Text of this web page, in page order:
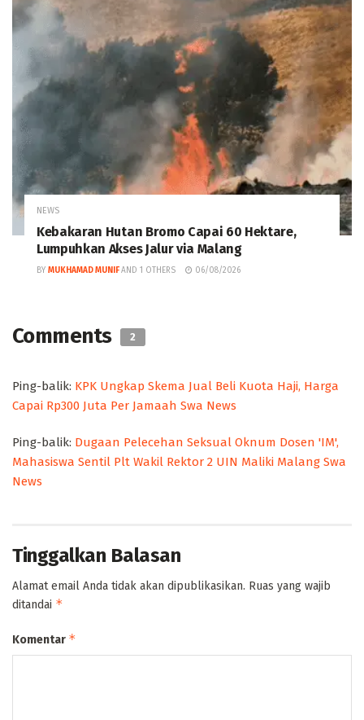
NEWS
Kebakaran Hutan Bromo Capai 60 Hektare,
Lumpuhkan Akses Jalur via Malang
BY MUKHAMAD MUNIF AND 1 OTHERS 06/08/2026
Comments 2
Ping-balik: KPK Ungkap Skema Jual Beli Kuota Haji, Harga
Capai Rp300 Juta Per Jamaah Swa News
Ping-balik: Dugaan Pelecehan Seksual Oknum Dosen 'IM',
Mahasiswa Sentil Plt Wakil Rektor 2 UIN Maliki Malang Swa
News
Tinggalkan Balasan
Alamat email Anda tidak akan dipublikasikan. Ruas yang wajib
ditandai *
Komentar *